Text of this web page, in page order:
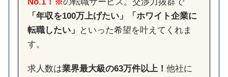
「年収を100万上げたい」「ホワイト企業に
転職したい」 といった希望を叶えてくれま
す。
求人数は業界最大級の63万件以上！ 他社に